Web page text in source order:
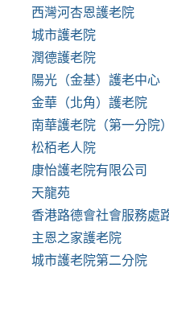
西灣河杏恩護老院
城市護老院
潤德護老院
陽光（金基）護老中心
金華（北角）護老院
南華護老院（第一分院）
松栢老人院
康怡護老院有限公司
天龍苑
香港路德會社會服務處
主恩之家護老院
城市護老院第二分院